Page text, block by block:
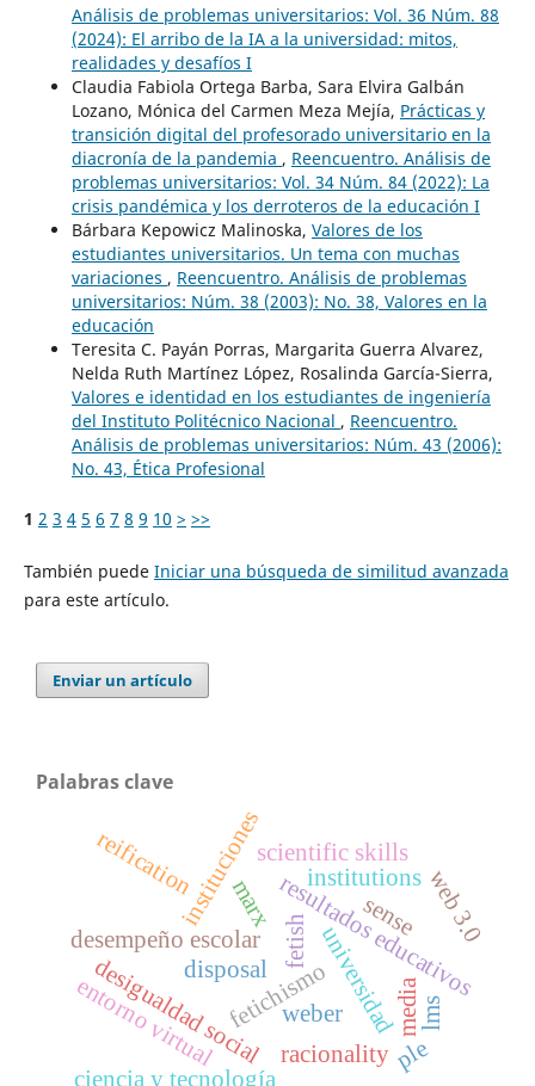
Análisis de problemas universitarios: Vol. 36 Núm. 88
(2024): El arribo de la IA a la universidad: mitos,
realidades y desafíos I
Claudia Fabiola Ortega Barba, Sara Elvira Galbán
Lozano, Mónica del Carmen Meza Mejía, Prácticas y
transición digital del profesorado universitario en la
diacronía de la pandemia , Reencuentro. Análisis de
problemas universitarios: Vol. 34 Núm. 84 (2022): La
crisis pandémica y los derroteros de la educación I
Bárbara Kepowicz Malinoska, Valores de los
estudiantes universitarios. Un tema con muchas
variaciones , Reencuentro. Análisis de problemas
universitarios: Núm. 38 (2003): No. 38, Valores en la
educación
Teresita C. Payán Porras, Margarita Guerra Alvarez,
Nelda Ruth Martínez López, Rosalinda García-Sierra,
Valores e identidad en los estudiantes de ingeniería
del Instituto Politécnico Nacional , Reencuentro.
Análisis de problemas universitarios: Núm. 43 (2006):
No. 43, Ética Profesional
1 2 3 4 5 6 7 8 9 10 > >>
También puede Iniciar una búsqueda de similitud avanzada
para este artículo.
Enviar un artículo
Palabras clave
universidad
fetichismoresultados educativos
desempeño escolar
desigualdad social racionality
weber
institutions
instituciones
fetish
disposal
reification
marx
media
scientific skills
ciencia y tecnología
ple
lms
entorno virtual
web 3.0
sense